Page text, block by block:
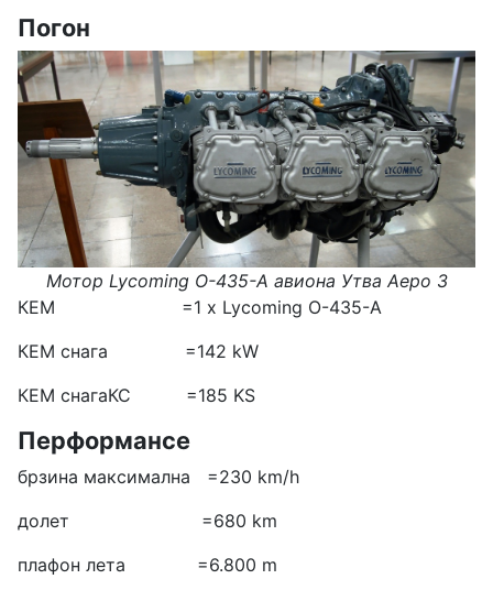
Погон
Мотор Lycoming O-435-A авиона Утва Аеро 3
КЕМ =1 х Lycoming O-435-A
КЕМ снага =142 kW
КЕМ снагаКС =185 KS
Перформансе
брзина максимална =230 km/h
долет =680 km
плафон лета =6.800 m